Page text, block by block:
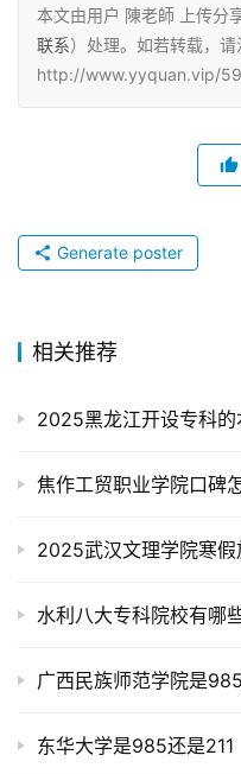
本文由用户 陳老師 上传分
联系）处理。如若转载，请
http://www.yyquan.vip/
Generate poster
相关推荐
2025黑龙江开设专科
焦作工贸职业学院口碑
2025武汉文理学院寒假
水利八大专科院校有哪
广西民族师范学院是
东华大学是985还是211